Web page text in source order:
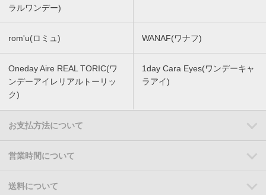
ラルワンデー)
rom'u(ロミュ) WANAF(ワナフ)
Oneday Aire REAL TORIC(ワ
ンデーアイレリアルトーリッ
ク)
1day Cara Eyes(ワンデーキャ
ラアイ)
お支払方法について
営業時間について
送料について